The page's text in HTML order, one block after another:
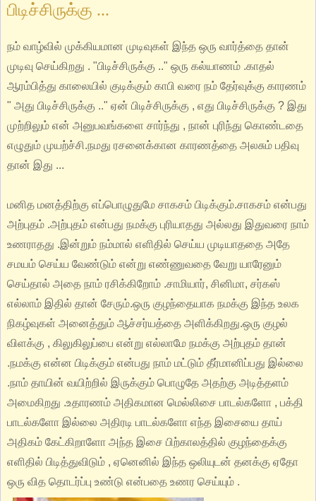
பிடிச்சிருக்கு ...
நம் வாழ்வில் முக்கியமான முடிவுகள் இந்த ஒரு வார்த்தை தான்
முடிவு செய்கிறது . "பிடிச்சிருக்கு .." ஒரு கல்யாணம் .காதல்
ஆரம்பித்து காலையில் குடிக்கும் காபி வரை நம் தேர்வுக்கு காரணம்
" அது பிடிச்சிருக்கு .." ஏன் பிடிச்சிருக்கு , எது பிடிச்சிருக்கு ? இது
முற்றிலும் என் அனுபவங்களை சார்ந்து , நான் புரிந்து கொண்டதை
எழுதும் முயற்ச்சி.நமது ரசனைக்கான காரணத்தை அலசும் பதிவு
தான் இது ...
மனித மனத்திற்கு எப்பொழுதுமே சாகசம் பிடிக்கும்.சாகசம் என்பது
அற்புதம் .அற்புதம் என்பது நமக்கு புரியாதது அல்லது இதுவரை நாம்
உணராதது .இன்றும் நம்மால் எளிதில் செய்ய முடியாததை அதே
சமயம் செய்ய வேண்டும் என்று எண்ணுவதை வேறு யாரேனும்
செய்தால் அதை நாம் ரசிக்கிறோம் .சாமியார், சினிமா, சர்கஸ்
எல்லாம் இதில் தான் சேரும்.ஒரு குழந்தையாக நமக்கு இந்த உலக
நிகழ்வுகள் அனைத்தும் ஆச்சர்யத்தை அளிக்கிறது.ஒரு குழல்
விளக்கு , கிலுகிலுப்பை என்று எல்லாமே நமக்கு அற்புதம் தான்
.நமக்கு என்ன பிடிக்கும் என்பது நாம் மட்டும் தீர்மானிப்பது இல்லை
.நாம் தாயின் வயிற்றில் இருக்கும் பொழுதே அதற்கு அடித்தளம்
அமைகிறது .உதாரணம் அதிகமான மெல்லிசை பாடல்களோ , பக்தி
பாடல்களோ இல்லை அதிரடி பாடல்களோ எந்த இசையை தாய்
அதிகம் கேட்கிறாளோ அந்த இசை பிற்காலத்தில் குழந்தைக்கு
எளிதில் பிடித்துவிடும் , ஏனெனில் இந்த ஒலியுடன் தனக்கு ஏதோ
ஒரு வித தொடர்ப்பு உண்டு என்பதை உணர செய்யும் .